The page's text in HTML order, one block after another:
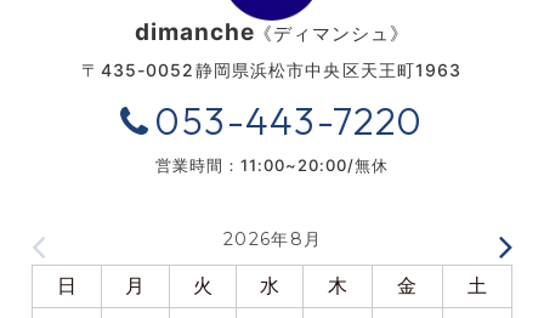
dimanche 《ディマンシュ》
〒435-0052静岡県浜松市中央区天王町1963
053-443-7220
営業時間：11:00~20:00/無休
2026年8月
日 月 火 水 木 金 土